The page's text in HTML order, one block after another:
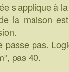
s’applique à
la maison
pas.
pas 40.